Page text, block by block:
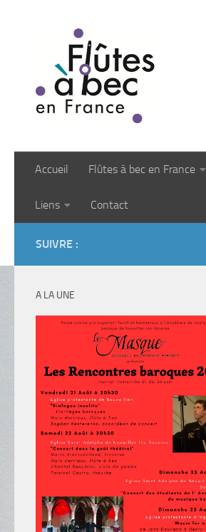
Accueil Flûtes à bec en France
Liens Contact
SUIVRE :
A LA UNE